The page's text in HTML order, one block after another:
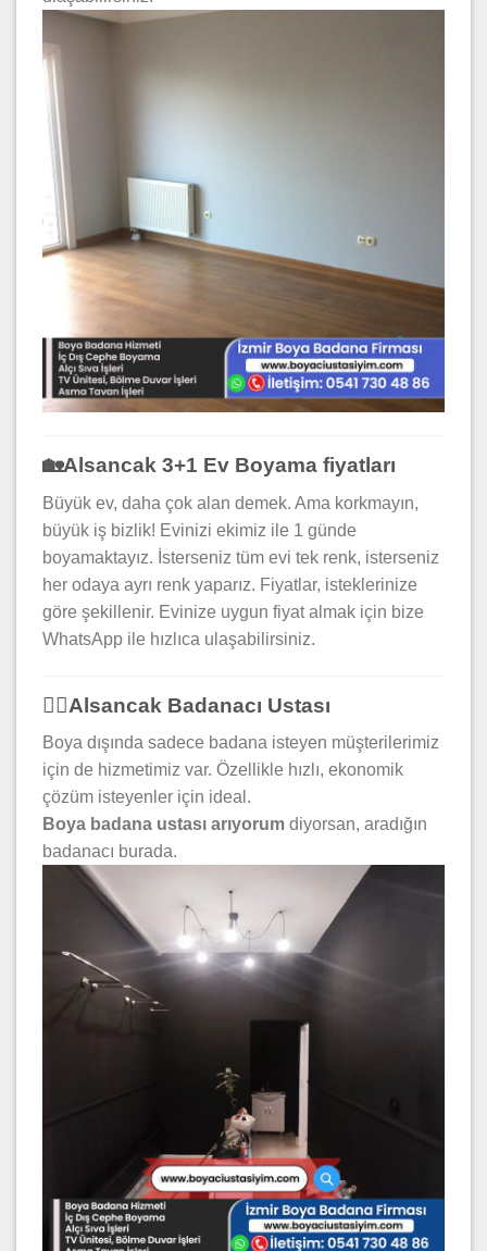
🏡Alsancak 3+1 Ev Boyama fiyatları
Büyük ev, daha çok alan demek. Ama korkmayın,
büyük iş bizlik! Evinizi ekimiz ile 1 günde
boyamaktayız. İsterseniz tüm evi tek renk, isterseniz
her odaya ayrı renk yaparız. Fiyatlar, isteklerinize
göre şekillenir. Evinize uygun fiyat almak için bize
WhatsApp ile hızlıca ulaşabilirsiniz.
👷‍♂️Alsancak Badanacı Ustası
Boya dışında sadece badana isteyen müşterilerimiz
için de hizmetimiz var. Özellikle hızlı, ekonomik
çözüm isteyenler için ideal.
Boya badana ustası arıyorum diyorsan, aradığın
badanacı burada.